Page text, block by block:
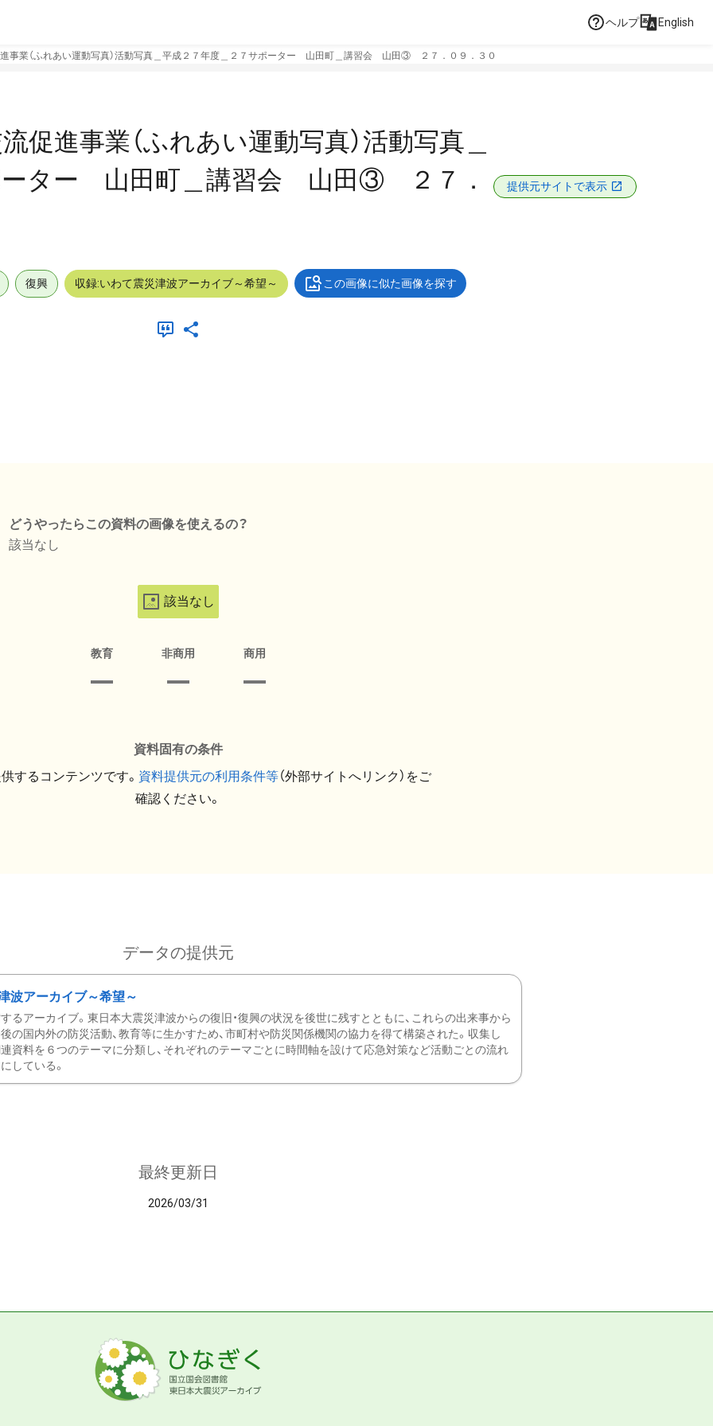
ヘルプ English
事業（ふれあい運動写真）活動写真＿平成２７年度＿２７サポーター 山田町＿講習会 山田③ ２７．０９．３０
進事業（ふれあい運動写真）活動写真＿
ーター 山田町＿講習会 山田③ ２７．
提供元サイトで表示
復興 収録:いわて震災津波アーカイブ～希望～ この画像に似た画像を探す
どうやったらこの資料の画像を使えるの？
該当なし
該当なし
教育 非商用 商用
資料固有の条件
するコンテンツです。 資料提供元の利用条件等（外部サイトへリンク）をご
確認ください。
データの提供元
波アーカイブ～希望～
るアーカイブ。東日本大震災津波からの復旧・復興の状況を後世に残すとともに、これらの出来事から
の国内外の防災活動、教育等に生かすため、市町村や防災関係機関の協力を得て構築された。収集し
資料を６つのテーマに分類し、それぞれのテーマごとに時間軸を設けて応急対策など活動ごとの流れ
している。
最終更新日
2026/03/31